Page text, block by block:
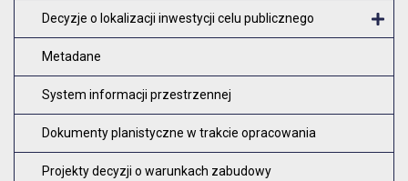
Decyzje o lokalizacji inwestycji celu publicznego
Metadane
System informacji przestrzennej
Dokumenty planistyczne w trakcie opracowania
Projekty decyzji o warunkach zabudowy